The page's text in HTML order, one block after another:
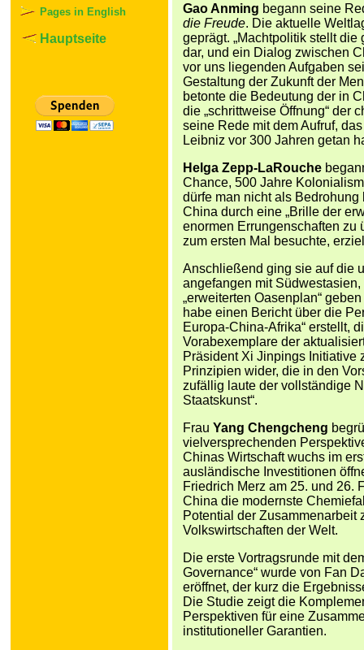
Pages in English
Hauptseite
Gao Anming begann seine
die Freude. Die aktuelle
geprägt. „Machtpolitik stellt
dar, und ein Dialog zwischen
vor uns liegenden Aufgaben
Gestaltung der Zukunft der
betonte die Bedeutung der in
die „schrittweise Öffnung“ der
seine Rede mit dem Aufruf,
Leibniz vor 300 Jahren getan
Helga Zepp-LaRouche
Chance, 500 Jahre
dürfe man nicht als
China durch eine „Brille der
enormen Errungenschaften zu
zum ersten Mal besuchte,
Anschließend ging sie auf die
angefangen mit
„erweiterten Oasenplan“
habe einen Bericht über die
Europa-China-Afrika“ erstellt,
Vorabexemplare der
Präsident Xi Jinpings Initiative
Prinzipien wider, die in den
zufällig laute der vollständige
Staatskunst“.
Frau Yang Chengcheng
vielversprechenden
Chinas Wirtschaft wuchs im
ausländische Investitionen
Friedrich Merz am 25. und 26.
China die modernste
Potential der Zusammenarbeit
Volkswirtschaften der Welt.
Die erste Vortragsrunde mit
Governance“ wurde von Fan
eröffnet, der kurz die
Die Studie zeigt die
Perspektiven für eine
institutioneller Garantien.